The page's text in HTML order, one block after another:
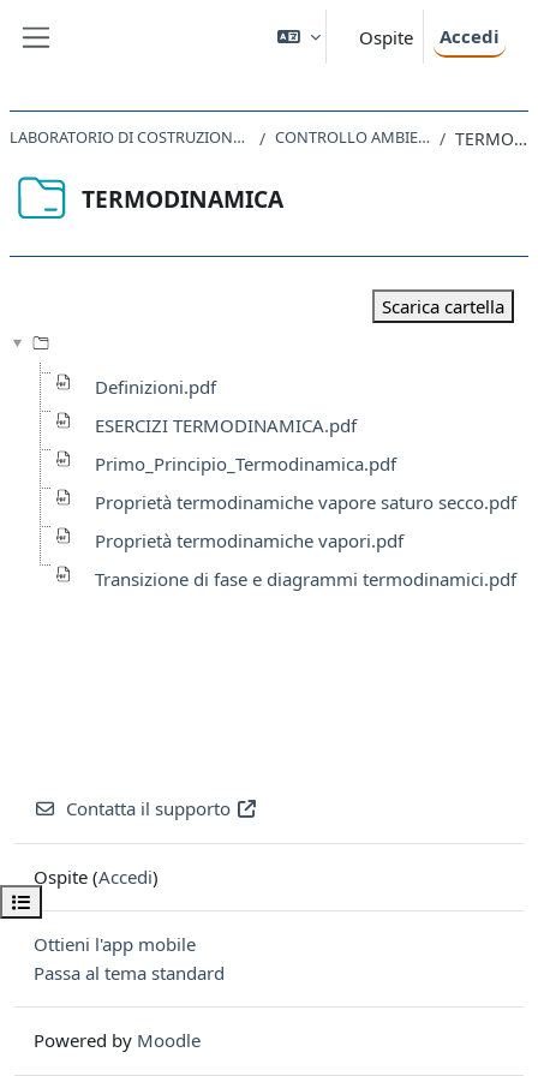
Ospite Accedi
Apri indice del corso
LABORATORIO DI COSTRUZIONE DELL'ARCHITETTURA II 2020 CONTROLLO AMBIENTALE DEGLI EDIFICI TERMODINAMICA
TERMODINAMICA
Scarica cartella
Definizioni.pdf
ESERCIZI TERMODINAMICA.pdf
Primo_Principio_Termodinamica.pdf
Proprietà termodinamiche vapore saturo secco.pdf
Proprietà termodinamiche vapori.pdf
Transizione di fase e diagrammi termodinamici.pdf
Contatta il supporto
Ospite (Accedi)
Ottieni l'app mobile
Passa al tema standard
Powered by Moodle